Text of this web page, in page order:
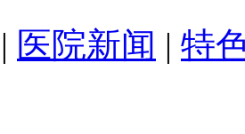
| 医院新闻 | 特